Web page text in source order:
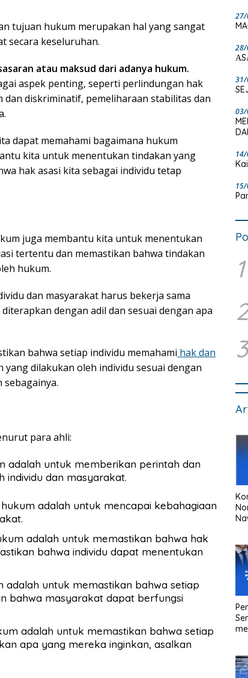
tujuan hukum merupakan hal yang sangat
secara keseluruhan.
atau maksud dari adanya hukum.
aspek penting, seperti perlindungan hak
dan diskriminatif, pemeliharaan stabilitas dan
dapat memahami bagaimana hukum
kita untuk menentukan tindakan yang
hak asasi kita sebagai individu tetap
juga membantu kita untuk menentukan
tertentu dan memastikan bahwa tindakan
hukum.
dan masyarakat harus bekerja sama
dengan adil dan sesuai dengan apa
bahwa setiap individu memahami hak dan
yang dilakukan oleh individu sesuai dengan
sebagainya.
para ahli:
adalah untuk memberikan perintah dan
individu dan masyarakat.
adalah untuk mencapai kebahagiaan
adalah untuk memastikan bahwa hak
bahwa individu dapat menentukan
adalah untuk memastikan bahwa setiap
bahwa masyarakat dapat berfungsi
adalah untuk memastikan bahwa setiap
apa yang mereka inginkan, asalkan
1
3